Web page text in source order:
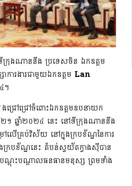
រុងណាននីង ប្រទេសចិន ឯកឧត្តម
ាការងារជាមួយឯកឧត្តម Lan
។
រៅជ្រៅចំពោះឯកឧត្ដមឧបនាយក
១ ឆ្នាំ២០២៤ នេះ នៅទីក្រុងណាននីង
លើគ្រប់វិស័យ នៅក្នុងក្របខ័ណ្ឌនៃការ
ក្របខ័ណ្ឌនេះ តំបន់ស្វយ័តក្វាងស៊ីបាន
បណ្ដុះបណ្ដាលធនធានមនុស្ស ព្រមទាំង